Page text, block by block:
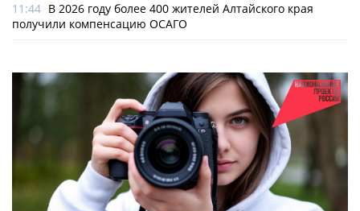
11:44 В 2026 году более 400 жителей Алтайского края
получили компенсацию ОСАГО